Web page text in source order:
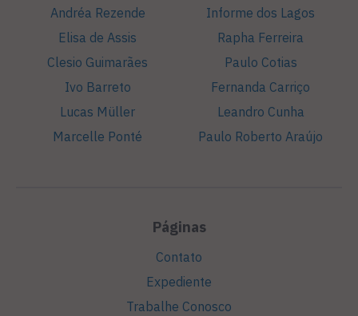
Andréa Rezende
Elisa de Assis
Clesio Guimarães
Ivo Barreto
Lucas Müller
Marcelle Ponté
Informe dos Lagos
Rapha Ferreira
Paulo Cotias
Fernanda Carriço
Leandro Cunha
Paulo Roberto Araújo
Páginas
Contato
Expediente
Trabalhe Conosco